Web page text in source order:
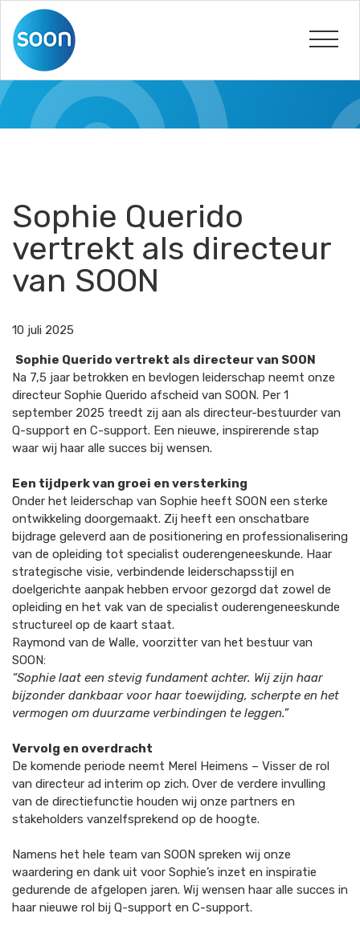
Sophie Querido
vertrekt als directeur
van SOON
10 juli 2025
Sophie Querido vertrekt als directeur van SOON
Na 7,5 jaar betrokken en bevlogen leiderschap neemt onze
directeur Sophie Querido afscheid van SOON. Per 1
september 2025 treedt zij aan als directeur-bestuurder van
Q-support en C-support. Een nieuwe, inspirerende stap
waar wij haar alle succes bij wensen.
Een tijdperk van groei en versterking
Onder het leiderschap van Sophie heeft SOON een sterke
ontwikkeling doorgemaakt. Zij heeft een onschatbare
bijdrage geleverd aan de positionering en professionalisering
van de opleiding tot specialist ouderengeneeskunde. Haar
strategische visie, verbindende leiderschapsstijl en
doelgerichte aanpak hebben ervoor gezorgd dat zowel de
opleiding en het vak van de specialist ouderengeneeskunde
structureel op de kaart staat.
Raymond van de Walle, voorzitter van het bestuur van
SOON:
“Sophie laat een stevig fundament achter. Wij zijn haar
bijzonder dankbaar voor haar toewijding, scherpte en het
vermogen om duurzame verbindingen te leggen.”
Vervolg en overdracht
De komende periode neemt Merel Heimens – Visser de rol
van directeur ad interim op zich. Over de verdere invulling
van de directiefunctie houden wij onze partners en
stakeholders vanzelfsprekend op de hoogte.
Namens het hele team van SOON spreken wij onze
waardering en dank uit voor Sophie’s inzet en inspiratie
gedurende de afgelopen jaren. Wij wensen haar alle succes in
haar nieuwe rol bij Q-support en C-support.